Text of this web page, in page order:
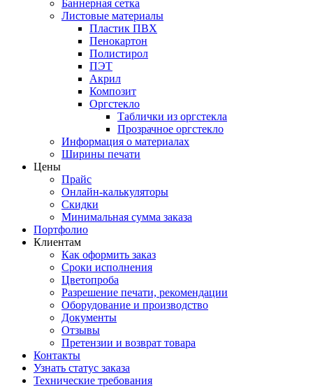
Баннерная сетка
Листовые материалы
Пластик ПВХ
Пенокартон
Полистирол
ПЭТ
Акрил
Композит
Оргстекло
Таблички из оргстекла
Прозрачное оргстекло
Информация о материалах
Ширины печати
Цены
Прайс
Онлайн-калькуляторы
Скидки
Минимальная сумма заказа
Портфолио
Клиентам
Как оформить заказ
Сроки исполнения
Цветопроба
Разрешение печати, рекомендации
Оборудование и производство
Документы
Отзывы
Претензии и возврат товара
Контакты
Узнать статус заказа
Технические требования